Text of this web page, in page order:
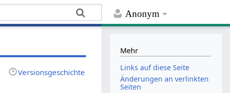
Anonym
Versionsgeschichte
Mehr
Links auf diese Seite
Änderungen an verlinkten
Seiten